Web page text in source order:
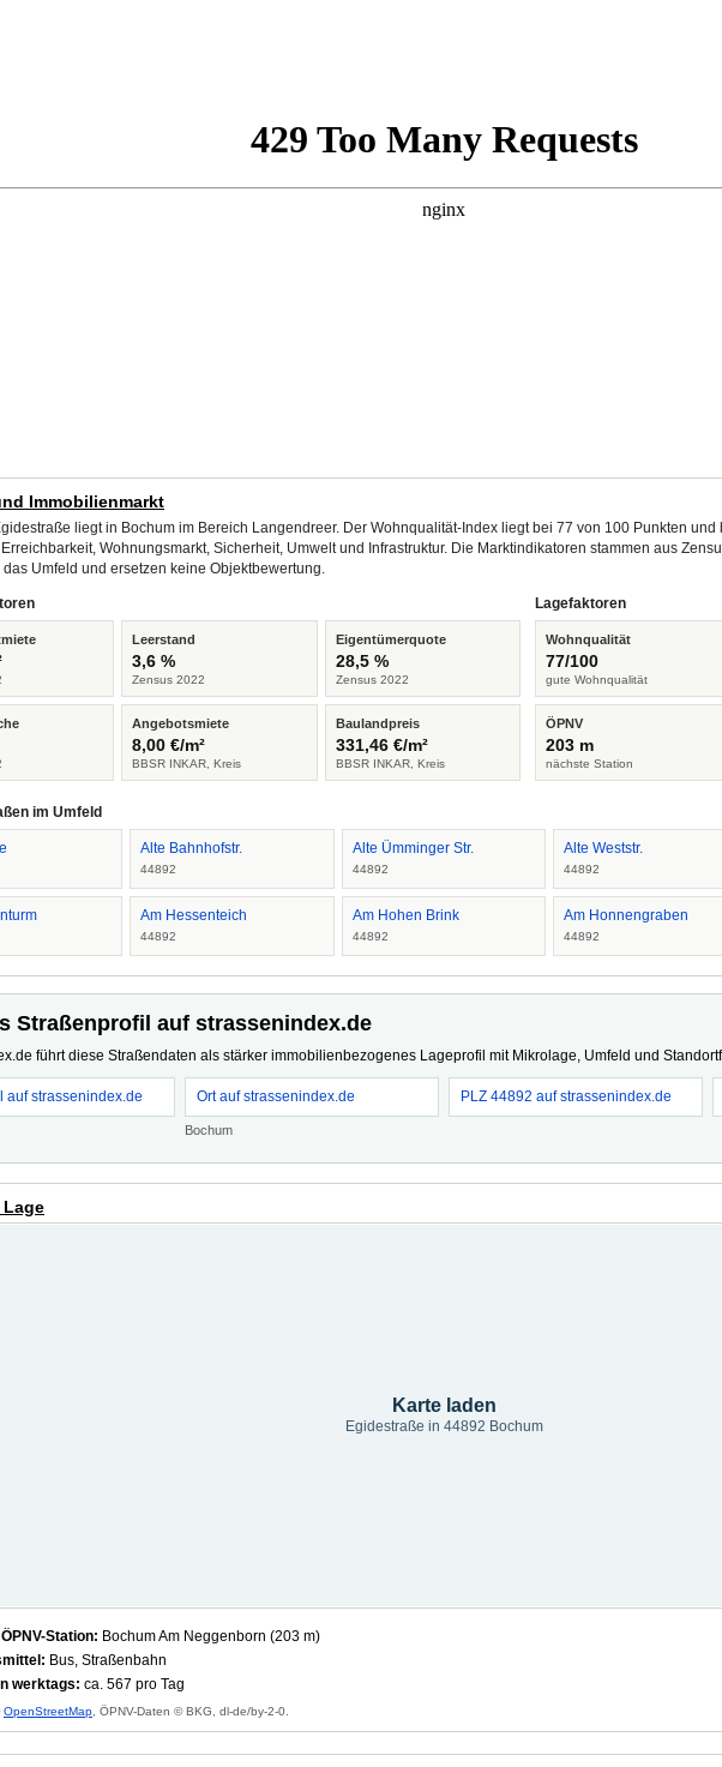
Immobilienmarkt
liegt in Bochum im Bereich Langendreer. Der Wohnqualität-Index liegt bei 77 von 100 Punkten
Wohnungsmarkt, Sicherheit, Umwelt und Infrastruktur. Die Marktindikatoren stammen aus
Umfeld und ersetzen keine Objektbewertung.
Leerstand
3,6 %
Zensus 2022
Eigentümerquote
28,5 %
Zensus 2022
Angebotsmiete
8,00 €/m²
BBSR INKAR, Kreis
Baulandpreis
331,46 €/m²
BBSR INKAR, Kreis
Lagefaktoren
Wohnqualität
77/100
gute Wohnqualität
ÖPNV
203 m
nächste Station
im Umfeld
Alte Bahnhofstr.
44892
Alte Ümminger Str.
44892
Alte Weststr.
44892
Am Hessenteich
44892
Am Hohen Brink
44892
Am Honnengraben
44892
Straßenprofil auf strassenindex.de
führt diese Straßendaten als stärker immobilienbezogenes Lageprofil mit Mikrolage, Umfeld und
auf strassenindex.de Ort auf strassenindex.de
Bochum
PLZ 44892 auf strassenindex.de
Lage
Karte laden
Egidestraße in 44892 Bochum
Station: Bochum Am Neggenborn (203 m)
Bus, Straßenbahn
werktags: ca. 567 pro Tag
OpenStreetMap , ÖPNV-Daten © BKG, dl-de/by-2-0.